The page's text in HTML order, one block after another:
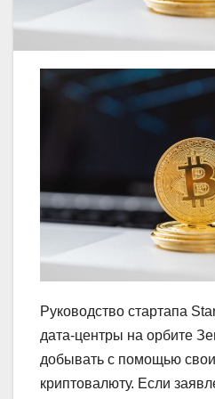
Руководство стартапа
дата-центры на орбите
добывать с помощью
криптовалюту. Если